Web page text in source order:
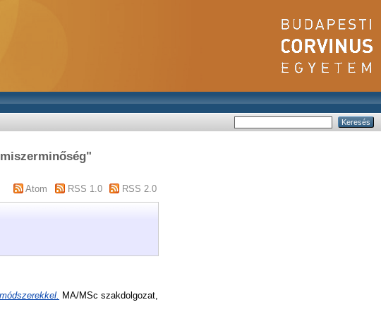
Atom RSS 1.0 RSS 2.0
MA/MSc szakdolgozat,